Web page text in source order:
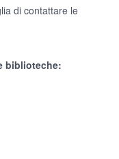
di contattare le
biblioteche: